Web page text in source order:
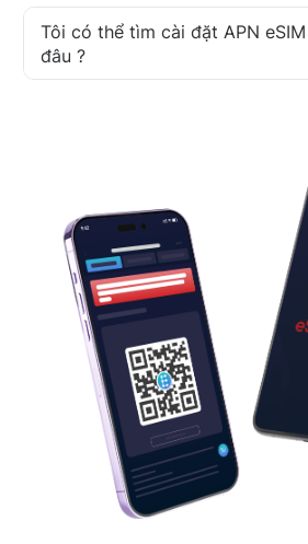
Tôi có thể tìm cài đặt APN
đâu ?